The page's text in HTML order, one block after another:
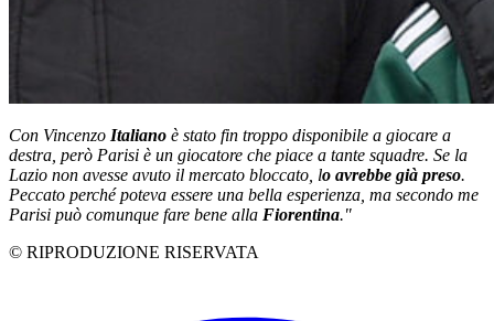
Con Vincenzo Italiano è stato fin troppo disponibile a giocare a
destra, però Parisi è un giocatore che piace a tante squadre. Se la
Lazio non avesse avuto il mercato bloccato, lo avrebbe già preso.
Peccato perché poteva essere una bella esperienza, ma secondo me
Parisi può comunque fare bene alla Fiorentina."
© RIPRODUZIONE RISERVATA